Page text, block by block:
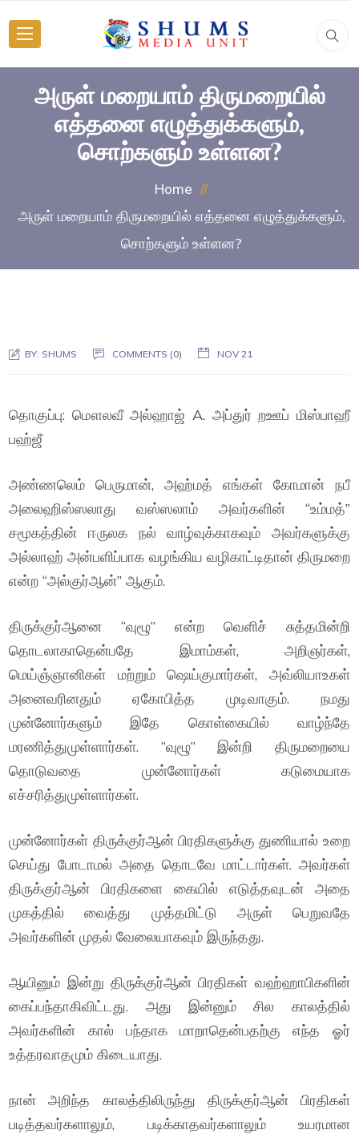
அருள் மறையாம் திருமறையில்
எத்தனை எழுத்துக்களும்,
சொற்களும் உள்ளன?
Home
அருள் மறையாம் திருமறையில் எத்தனை எழுத்துக்களும்,
சொற்களும் உள்ளன?
BY: SHUMS COMMENTS (0) NOV 21
தொகுப்பு: மௌலவீ அல்ஹாஜ் A. அப்துர் றஊப் மிஸ்பாஹீ
பஹ்ஜீ
அண்ணலெம் பெருமான், அஹ்மத் எங்கள் கோமான் நபீ
அலைஹிஸ்ஸலாது வஸ்ஸலாம் அவர்களின் “உம்மத்”
சமூகத்தின் ஈருலக நல் வாழ்வுக்காகவும் அவர்களுக்கு
அல்லாஹ் அன்பளிப்பாக வழங்கிய வழிகாட்டிதான் திருமறை
என்ற “அல்குர்ஆன்” ஆகும்.
திருக்குர்ஆனை “வுழூ” என்ற வெளிச் சுத்தமின்றி
தொடலாகாதென்பதே இமாம்கள், அறிஞர்கள்,
மெய்ஞ்ஞானிகள் மற்றும் ஷெய்குமார்கள், அவ்லியாஉகள்
அனைவரினதும் ஏகோபித்த முடிவாகும். நமது
முன்னோர்களும் இதே கொள்கையில் வாழ்ந்தே
மரணித்துமுள்ளார்கள். “வுழூ” இன்றி திருமறையை
தொடுவதை முன்னோர்கள் கடுமையாக
எச்சரித்துமுள்ளார்கள்.
முன்னோர்கள் திருக்குர்ஆன் பிரதிகளுக்கு துணியால் உறை
செய்து போடாமல் அதை தொடவே மாட்டார்கள். அவர்கள்
திருக்குர்ஆன் பிரதிகளை கையில் எடுத்தவுடன் அதை
முகத்தில் வைத்து முத்தமிட்டு அருள் பெறுவதே
அவர்களின் முதல் வேலையாகவும் இருந்தது.
ஆயினும் இன்று திருக்குர்ஆன் பிரதிகள் வஹ்ஹாபிகளின்
கைப்பந்தாகிவிட்டது. அது இன்னும் சில காலத்தில்
அவர்களின் கால் பந்தாக மாறாதென்பதற்கு எந்த ஓர்
உத்தரவாதமும் கிடையாது.
நான் அறிந்த காலத்திலிருந்து திருக்குர்ஆன் பிரதிகள்
படித்தவர்களாலும், படிக்காதவர்களாலும் உயரமான